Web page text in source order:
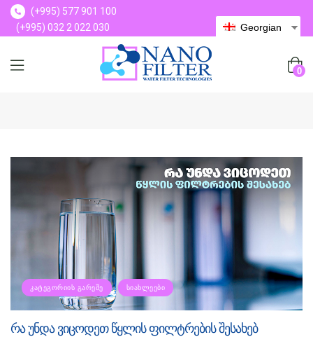
(+995) 577 901 100
(+995) 032 2 022 030
Georgian
0
ᲙᲐᲢᲔᲒᲝᲠᲘᲘᲡ ᲒᲐᲠᲔᲨᲔ ᲡᲘᲐᲮᲚᲔᲔᲑᲘ
რა უნდა ვიცოდეთ წყლის ფილტრების შესახებ